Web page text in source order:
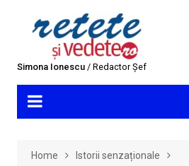
Simona Ionescu/ Redactor Șef
Home
Istorii senzaționale